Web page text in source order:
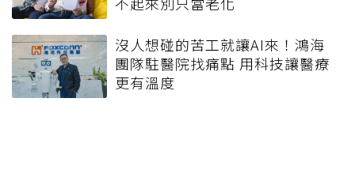
沒人想碰的苦工就讓AI來！鴻海
團隊駐醫院找痛點 用科技讓醫療
更有溫度